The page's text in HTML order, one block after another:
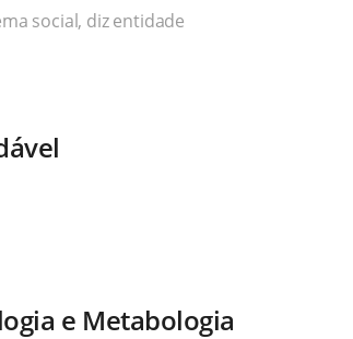
social, diz entidade
e Metabologia